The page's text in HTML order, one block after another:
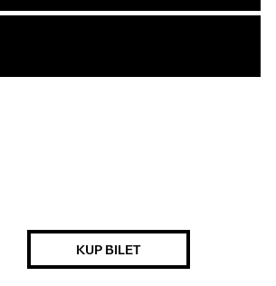
KUP BILET